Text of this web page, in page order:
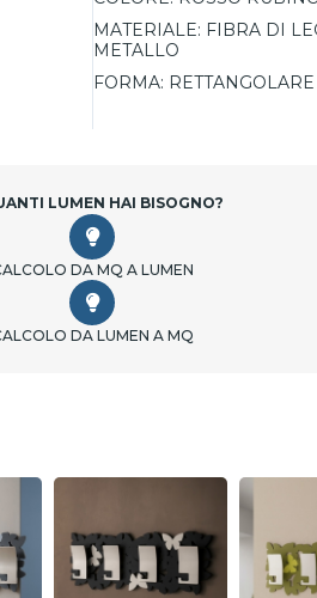
MATERIALE: FIBRA DI
METALLO
FORMA: RETTANGOLARE
LUMEN HAI BISOGNO?
DA MQ A LUMEN
DA LUMEN A MQ